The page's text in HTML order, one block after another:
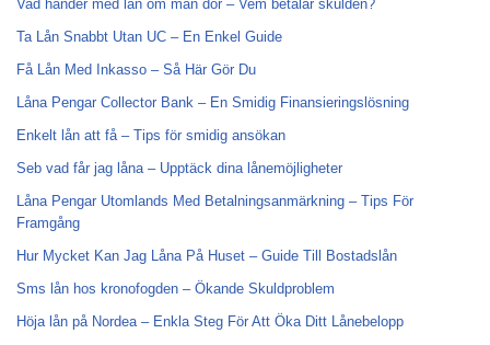
Vad händer med lån om man dör – Vem betalar skulden?
Ta Lån Snabbt Utan UC – En Enkel Guide
Få Lån Med Inkasso – Så Här Gör Du
Låna Pengar Collector Bank – En Smidig Finansieringslösning
Enkelt lån att få – Tips för smidig ansökan
Seb vad får jag låna – Upptäck dina lånemöjligheter
Låna Pengar Utomlands Med Betalningsanmärkning – Tips För
Framgång
Hur Mycket Kan Jag Låna På Huset – Guide Till Bostadslån
Sms lån hos kronofogden – Ökande Skuldproblem
Höja lån på Nordea – Enkla Steg För Att Öka Ditt Lånebelopp